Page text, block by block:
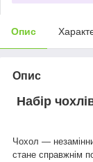
Опис
Опис
Набір
Чохол —
стане справжнім